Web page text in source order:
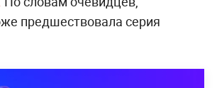
предшествовала серия